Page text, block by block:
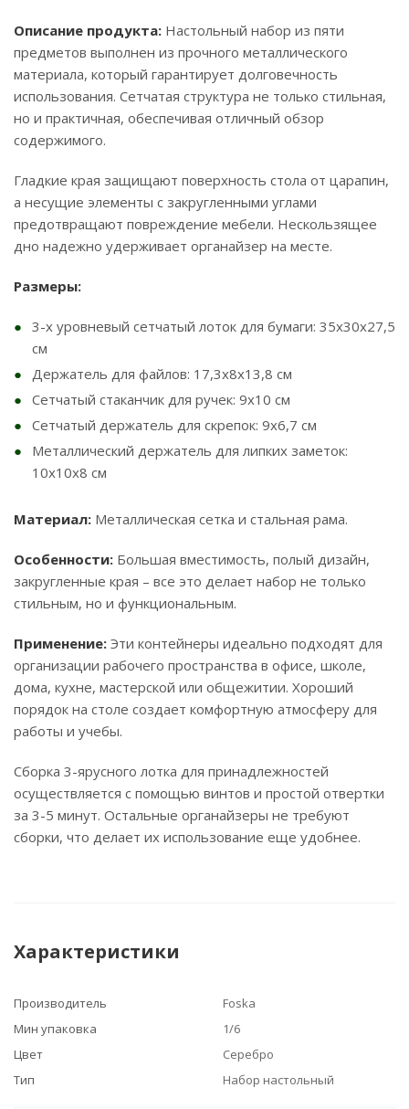
Описание продукта: Настольный набор из пяти
предметов выполнен из прочного металлического
материала, который гарантирует долговечность
использования. Сетчатая структура не только стильная,
но и практичная, обеспечивая отличный обзор
содержимого.
Гладкие края защищают поверхность стола от царапин,
а несущие элементы с закругленными углами
предотвращают повреждение мебели. Нескользящее
дно надежно удерживает органайзер на месте.
Размеры:
3-х уровневый сетчатый лоток для бумаги: 35х30х27,5
см
Держатель для файлов: 17,3х8х13,8 см
Сетчатый стаканчик для ручек: 9х10 см
Сетчатый держатель для скрепок: 9х6,7 см
Металлический держатель для липких заметок:
10х10х8 см
Материал: Металлическая сетка и стальная рама.
Особенности: Большая вместимость, полый дизайн,
закругленные края – все это делает набор не только
стильным, но и функциональным.
Применение: Эти контейнеры идеально подходят для
организации рабочего пространства в офисе, школе,
дома, кухне, мастерской или общежитии. Хороший
порядок на столе создает комфортную атмосферу для
работы и учебы.
Сборка 3-ярусного лотка для принадлежностей
осуществляется с помощью винтов и простой отвертки
за 3-5 минут. Остальные органайзеры не требуют
сборки, что делает их использование еще удобнее.
Характеристики
Производитель
Foska
Мин упаковка
1/6
Цвет
Серебро
Тип
Набор настольный